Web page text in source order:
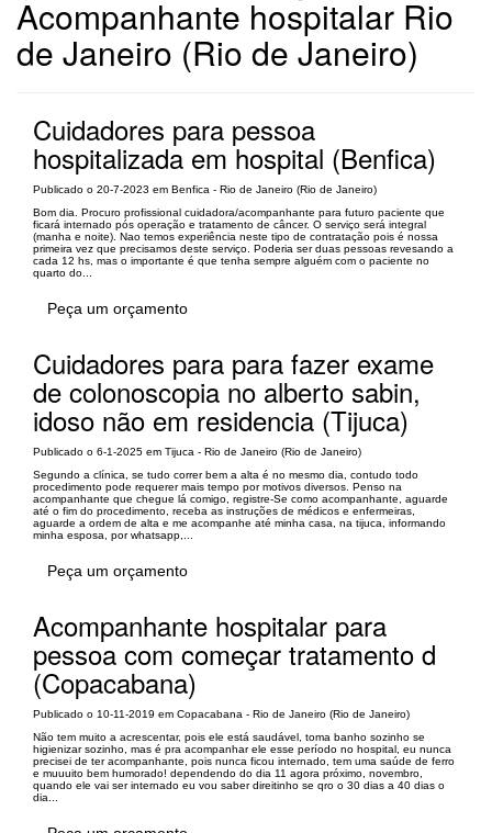
Acompanhante hospitalar Rio
de Janeiro (Rio de Janeiro)
Cuidadores para pessoa
hospitalizada em hospital (Benfica)
Publicado o 20-7-2023 em Benfica - Rio de Janeiro (Rio de Janeiro)
Bom dia. Procuro profissional cuidadora/acompanhante para futuro paciente que
ficará internado pós operação e tratamento de câncer. O serviço será integral
(manha e noite). Nao temos experiência neste tipo de contratação pois é nossa
primeira vez que precisamos deste serviço. Poderia ser duas pessoas revesando a
cada 12 hs, mas o importante é que tenha sempre alguém com o paciente no
quarto do...
Peça um orçamento
Cuidadores para para fazer exame
de colonoscopia no alberto sabin,
idoso não em residencia (Tijuca)
Publicado o 6-1-2025 em Tijuca - Rio de Janeiro (Rio de Janeiro)
Segundo a clínica, se tudo correr bem a alta é no mesmo dia, contudo todo
procedimento pode requerer mais tempo por motivos diversos. Penso na
acompanhante que chegue lá comigo, registre-Se como acompanhante, aguarde
até o fim do procedimento, receba as instruções de médicos e enfermeiras,
aguarde a ordem de alta e me acompanhe até minha casa, na tijuca, informando
minha esposa, por whatsapp,...
Peça um orçamento
Acompanhante hospitalar para
pessoa com começar tratamento d
(Copacabana)
Publicado o 10-11-2019 em Copacabana - Rio de Janeiro (Rio de Janeiro)
Não tem muito a acrescentar, pois ele está saudável, toma banho sozinho se
higienizar sozinho, mas é pra acompanhar ele esse período no hospital, eu nunca
precisei de ter acompanhante, pois nunca ficou internado, tem uma saúde de ferro
e muuuito bem humorado! dependendo do dia 11 agora próximo, novembro,
quando ele vai ser internado eu vou saber direitinho se qro o 30 dias a 40 dias o
dia...